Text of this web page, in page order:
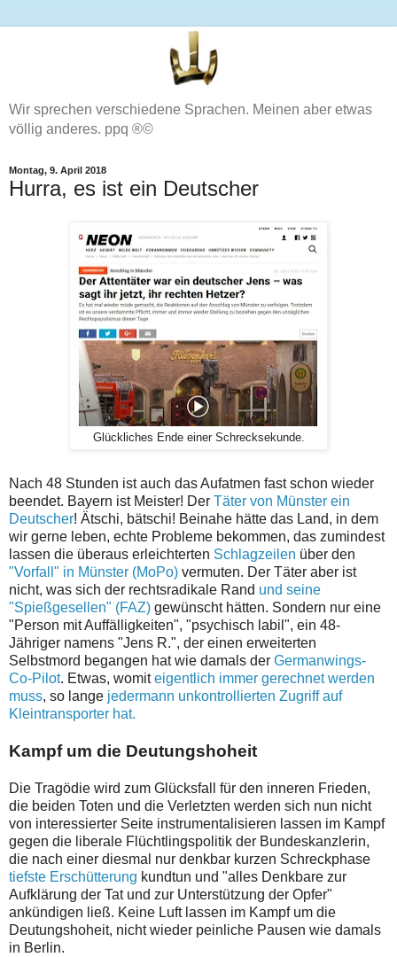
Wir sprechen verschiedene Sprachen. Meinen aber etwas
völlig anderes. ppq ®©
Montag, 9. April 2018
Hurra, es ist ein Deutscher
Glückliches Ende einer Schrecksekunde.
Nach 48 Stunden ist auch das Aufatmen fast schon wieder
beendet. Bayern ist Meister! Der Täter von Münster ein
Deutscher! Ätschi, bätschi! Beinahe hätte das Land, in dem
wir gerne leben, echte Probleme bekommen, das zumindest
lassen die überaus erleichterten Schlagzeilen über den
"Vorfall" in Münster (MoPo) vermuten. Der Täter aber ist
nicht, was sich der rechtsradikale Rand und seine
"Spießgesellen" (FAZ) gewünscht hätten. Sondern nur eine
"Person mit Auffälligkeiten", "psychisch labil", ein 48-
Jähriger namens "Jens R.", der einen erweiterten
Selbstmord begangen hat wie damals der Germanwings-
Co-Pilot. Etwas, womiteigentlich immer gerechnet werden
muss, so lange jedermann unkontrollierten Zugriff auf
Kleintransporter hat.
Kampf um die Deutungshoheit
Die Tragödie wird zum Glücksfall für den inneren Frieden,
die beiden Toten und die Verletzten werden sich nun nicht
von interessierter Seite instrumentalisieren lassen im Kampf
gegen die liberale Flüchtlingspolitik der Bundeskanzlerin,
die nach einer diesmal nur denkbar kurzen Schreckphase
tiefste Erschütterung kundtun und "alles Denkbare zur
Aufklärung der Tat und zur Unterstützung der Opfer"
ankündigen ließ. Keine Luft lassen im Kampf um die
Deutungshoheit, nicht wieder peinliche Pausen wie damals
in Berlin.